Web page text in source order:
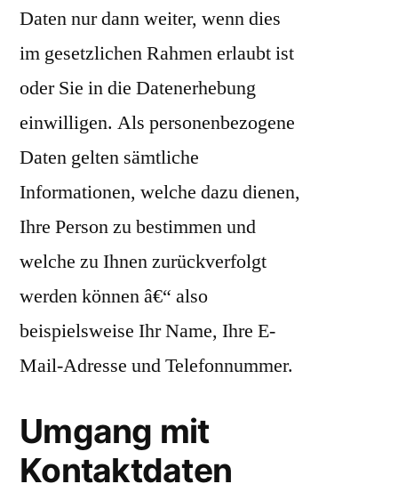
Daten nur dann weiter, wenn dies
im gesetzlichen Rahmen erlaubt ist
oder Sie in die Datenerhebung
einwilligen. Als personenbezogene
Daten gelten sämtliche
Informationen, welche dazu dienen,
Ihre Person zu bestimmen und
welche zu Ihnen zurückverfolgt
werden können â€“ also
beispielsweise Ihr Name, Ihre E-
Mail-Adresse und Telefonnummer.
Umgang mit
Kontaktdaten